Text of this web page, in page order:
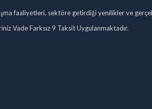
faaliyetleri, sektöre getirdiği yenilikler ve
Vade Farksız 9 Taksit Uygulanmaktadır.